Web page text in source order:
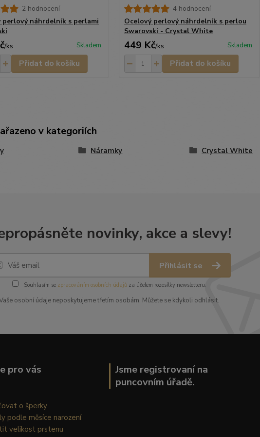
2 hodnocení
perlový náhrdelník s perlami
/ks Skladem
Přidat do košíku
4 hodnocení
Ocelový perlový náhrdelník s perlou
Swarovski - Crystal White
449 Kč/ks Skladem
Přidat do košíku
v kategoriích
Náramky Crystal White
novinky, akce a slevy!
Přihlásit se
Souhlasím se zpracováním osobních údajů za účelem rozesílky newsletteru.
osobní údaje neposkytujeme třetím osobám. Můžete se kdykoli odhlásit.
pro vás
o šperky
podle měsíce narození
velikost prstenu
Jsme registrovaní na
puncovním úřadě.